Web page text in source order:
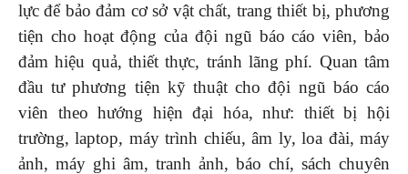
lực để bảo đảm cơ sở vật chất, trang thiết bị, ph­ương
tiện cho hoạt động của đội ngũ báo cáo viên, bảo
đảm hiệu quả, thiết thực, tránh lãng phí. Quan tâm
đầu tư phương tiện kỹ thuật cho đội ngũ báo cáo
viên theo hướng hiện đại hóa, như: thiết bị hội
trường, laptop, máy trình chiếu, âm ly, loa đài, máy
ảnh, máy ghi âm, tranh ảnh, báo chí, sách chuyên